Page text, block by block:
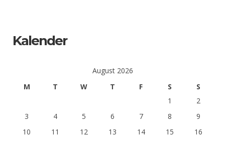
Kalender
August 2026
M
T W T F S
S
1
2
3
4 5 6 7 8
9
10
11 12 13 14 15
16